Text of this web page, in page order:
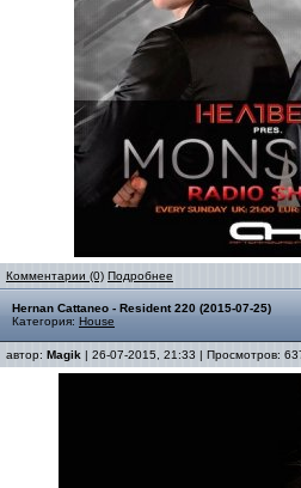
Комментарии (0) Подробнее
Hernan Cattaneo - Resident 220 (2015-07-25)
Категория: House
автор: Magik | 26-07-2015, 21:33 | Просмотров: